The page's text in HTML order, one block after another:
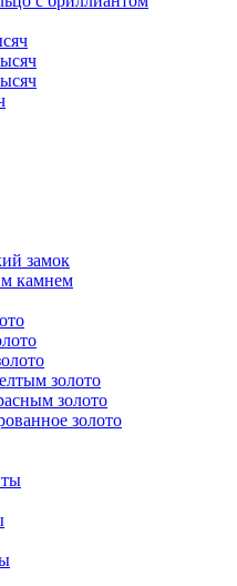
замок
камнем
золото
золото
золото